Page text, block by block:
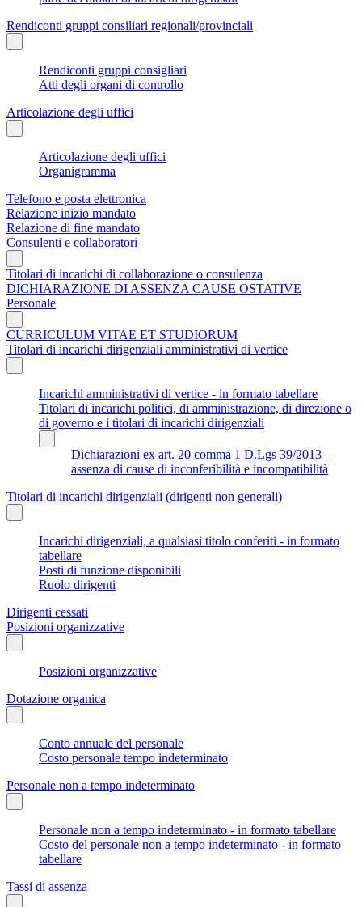
Rendiconti gruppi consiliari regionali/provinciali
Rendiconti gruppi consigliari
Atti degli organi di controllo
Articolazione degli uffici
Articolazione degli uffici
Organigramma
Telefono e posta elettronica
Relazione inizio mandato
Relazione di fine mandato
Consulenti e collaboratori
Titolari di incarichi di collaborazione o consulenza
DICHIARAZIONE DI ASSENZA CAUSE OSTATIVE
Personale
CURRICULUM VITAE ET STUDIORUM
Titolari di incarichi dirigenziali amministrativi di vertice
Incarichi amministrativi di vertice - in formato tabellare
Titolari di incarichi politici, di amministrazione, di direzione o
di governo e i titolari di incarichi dirigenziali
Dichiarazioni ex art. 20 comma 1 D.Lgs 39/2013 –
assenza di cause di inconferibilità e incompatibilità
Titolari di incarichi dirigenziali (dirigenti non generali)
Incarichi dirigenziali, a qualsiasi titolo conferiti - in formato
tabellare
Posti di funzione disponibili
Ruolo dirigenti
Dirigenti cessati
Posizioni organizzative
Posizioni organizzative
Dotazione organica
Conto annuale del personale
Costo personale tempo indeterminato
Personale non a tempo indeterminato
Personale non a tempo indeterminato - in formato tabellare
Costo del personale non a tempo indeterminato - in formato
tabellare
Tassi di assenza